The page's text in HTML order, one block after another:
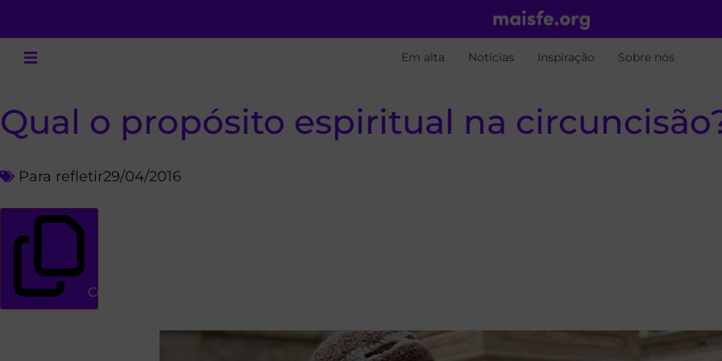
Em alta Notícias Inspiração Sobre nós
Qual o propósito espiritual na
Para refletir29/04/2016
Copiar link